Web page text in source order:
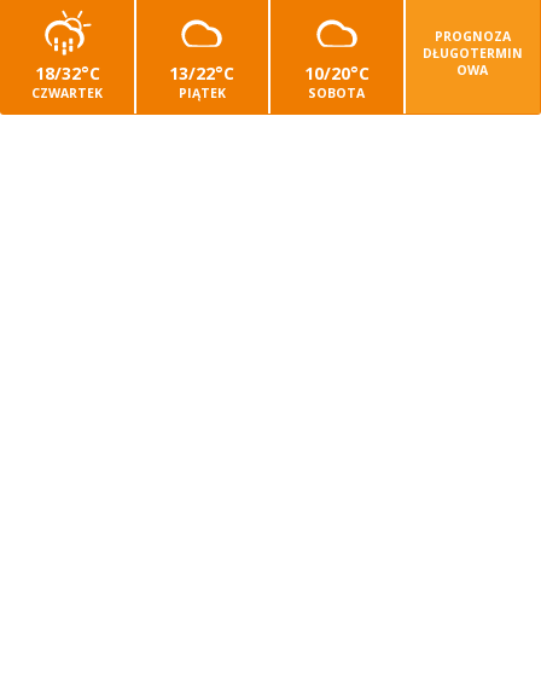
18/32°C
CZWARTEK
13/22°C
PIĄTEK
10/20°C
SOBOTA
PROGNOZA
DŁUGOTERMIN
OWA